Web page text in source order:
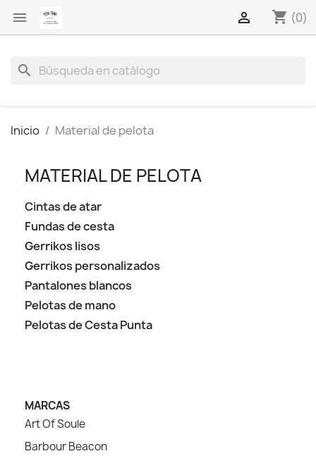
 shopping_cart (0)

search
Inicio Material de pelota
MATERIAL DE PELOTA
Cintas de atar
Fundas de cesta
Gerrikos lisos
Gerrikos personalizados
Pantalones blancos
Pelotas de mano
Pelotas de Cesta Punta
MARCAS
Art Of Soule
Barbour Beacon